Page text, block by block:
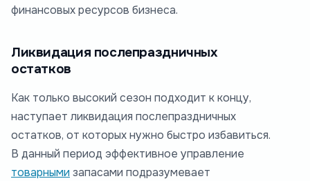
финансовых ресурсов бизнеса.
Ликвидация послепраздничных
остатков
Как только высокий сезон подходит к концу,
наступает ликвидация послепраздничных
остатков, от которых нужно быстро избавиться.
В данный период эффективное управление
товарными запасами подразумевает